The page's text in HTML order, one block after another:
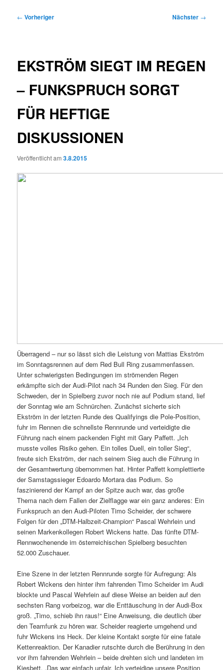
Beitragsnavigation
← Vorheriger Nächster →
EKSTRÖM SIEGT IM REGEN
– FUNKSPRUCH SORGT
FÜR HEFTIGE
DISKUSSIONEN
Veröffentlicht am3.8.2015
Überragend – nur so lässt sich die Leistung von Mattias Ekström
im Sonntagsrennen auf dem Red Bull Ring zusammenfassen.
Unter schwierigsten Bedingungen im strömenden Regen
erkämpfte sich der Audi-Pilot nach 34 Runden den Sieg. Für den
Schweden, der in Spielberg zuvor noch nie auf Podium stand, lief
der Sonntag wie am Schnürchen. Zunächst sicherte sich
Ekström in der letzten Runde des Qualifyings die Pole-Position,
fuhr im Rennen die schnellste Rennrunde und verteidigte die
Führung nach einem packenden Fight mit Gary Paffett. „Ich
musste volles Risiko gehen. Ein tolles Duell, ein toller Sieg“,
freute sich Ekström, der nach seinem Sieg auch die Führung in
der Gesamtwertung übernommen hat. Hinter Paffett komplettierte
der Samstagssieger Edoardo Mortara das Podium. So
faszinierend der Kampf an der Spitze auch war, das große
Thema nach dem Fallen der Zielflagge war ein ganz anderes: Ein
Funkspruch an den Audi-Piloten Timo Scheider, der schwere
Folgen für den „DTM-Halbzeit-Champion“ Pascal Wehrlein und
seinen Markenkollegen Robert Wickens hatte. Das fünfte DTM-
Rennwochenende im österreichischen Spielberg besuchten
52.000 Zuschauer.
Eine Szene in der letzten Rennrunde sorgte für Aufregung: Als
Robert Wickens den hinter ihm fahrenden Timo Scheider im Audi
blockte und Pascal Wehrlein auf diese Weise an beiden auf den
sechsten Rang vorbeizog, war die Enttäuschung in der Audi-Box
groß. „Timo, schieb ihn raus!“ Eine Anweisung, die deutlich über
den Teamfunk zu hören war. Scheider reagierte umgehend und
fuhr Wickens ins Heck. Der kleine Kontakt sorgte für eine fatale
Kettenreaktion. Der Kanadier rutschte durch die Berührung in den
vor ihm fahrenden Wehrlein – beide drehten sich und landeten im
Kiesbett. „Das war einfach unfair. Ich verteidige unsere Position